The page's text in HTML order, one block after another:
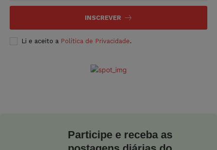
INSCREVER
Li e aceito a Política de Privacidade.
Participe e receba as